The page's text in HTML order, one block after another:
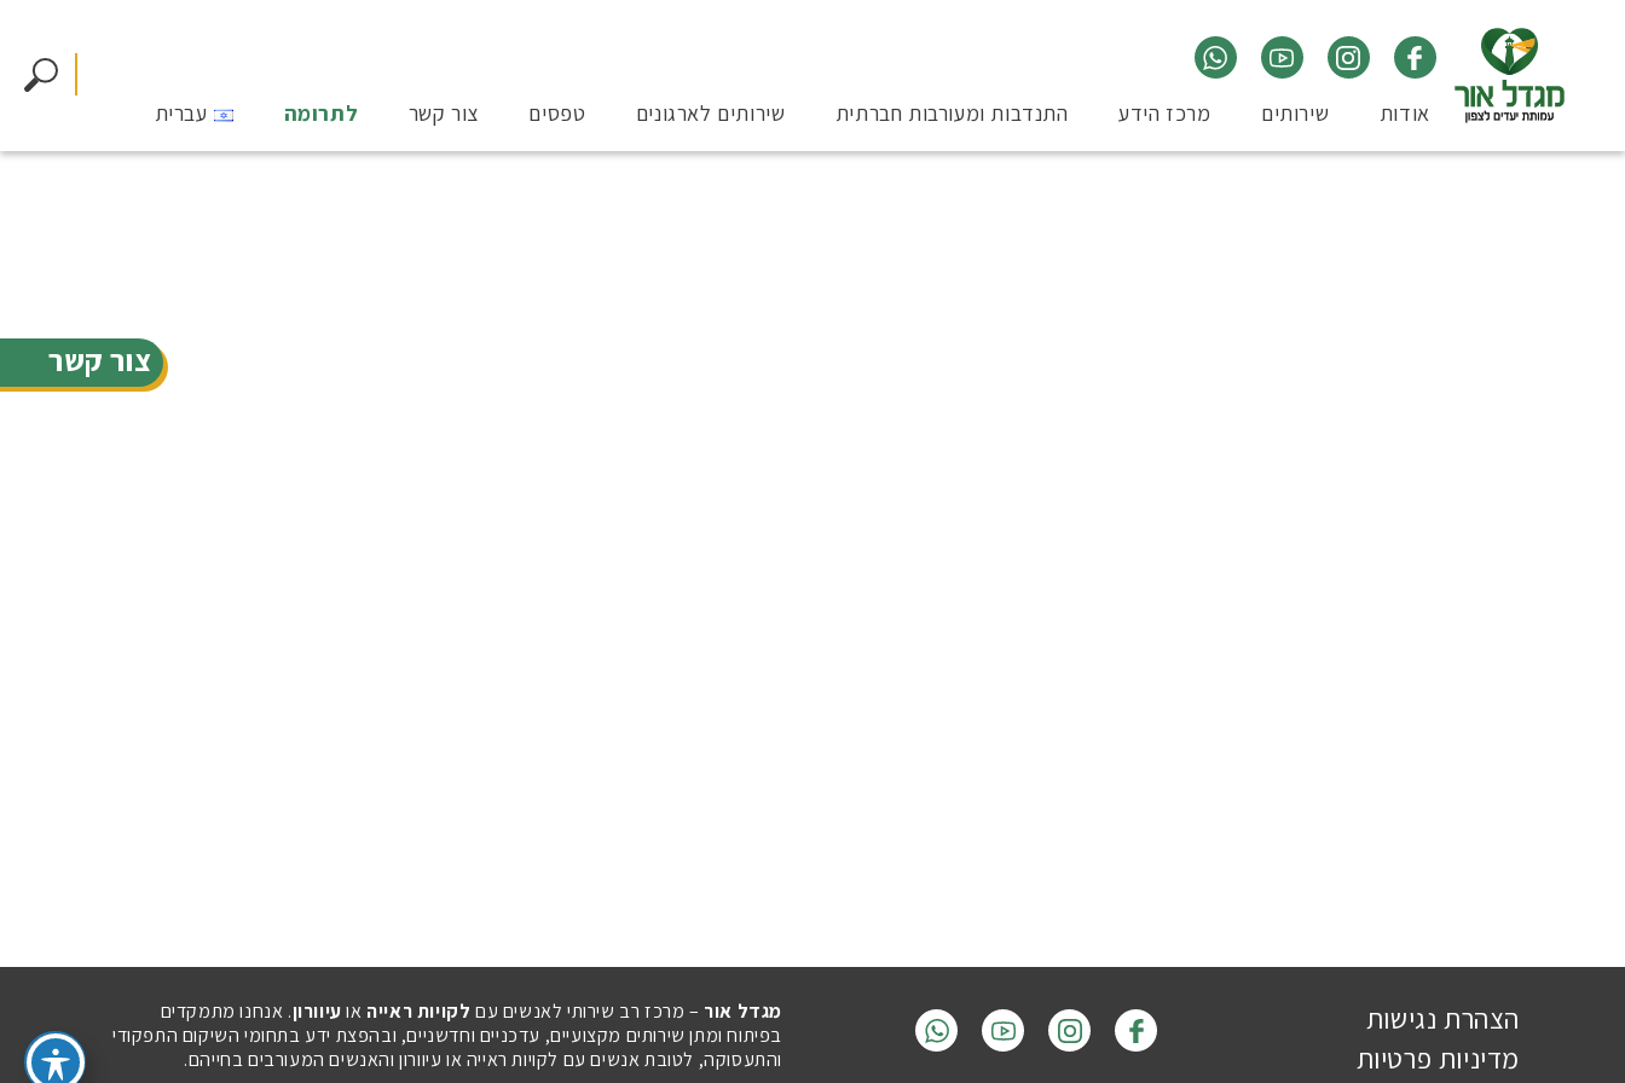
צור קשר
אודות שירותים מרכז הידע התנדבות ומעורבות חברתית שירותים לארגונים טפסים צור קשר לתרומה עברית
הצהרת נגישות
מדיניות פרטיות
מגדל אור – מרכז רב שירותי לאנשים עם לקויות ראייה אועיוורון. אנחנו מתמקדים
בפיתוח ומתן שירותים מקצועיים, עדכניים וחדשניים, ובהפצת ידע בתחומי השיקום התפקודי
והתעסוקה, לטובת אנשים עם לקויות ראייה או עיוורון והאנשים המעורבים בחייהם.